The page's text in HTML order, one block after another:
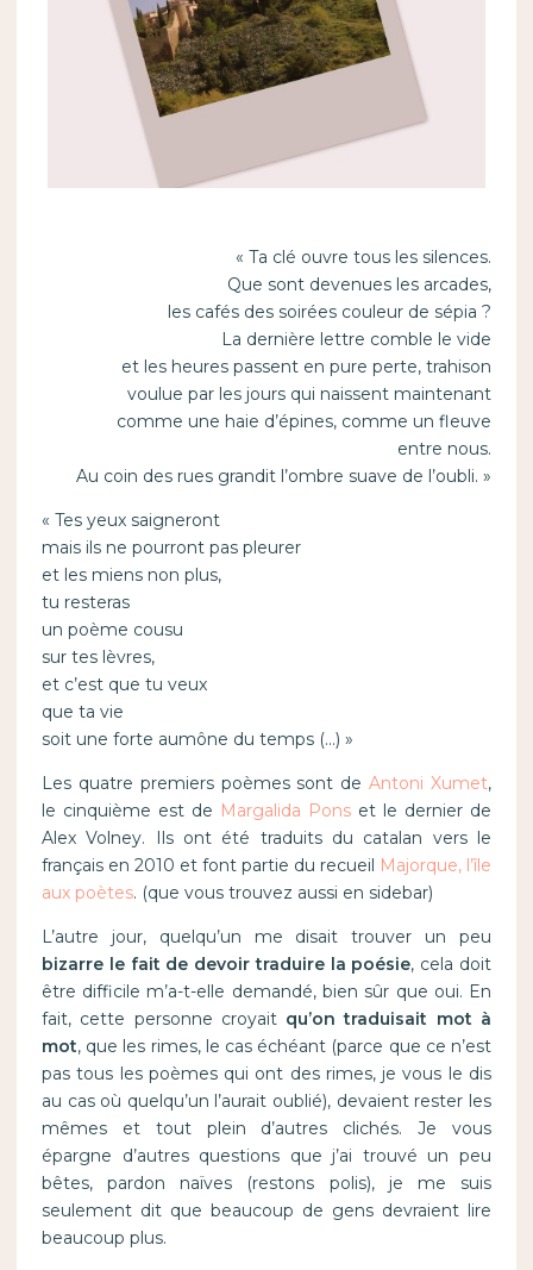
« Ta clé ouvre tous les silences.
Que sont devenues les arcades,
les cafés des soirées couleur de sépia ?
La dernière lettre comble le vide
et les heures passent en pure perte, trahison
voulue par les jours qui naissent maintenant
comme une haie d’épines, comme un fleuve
entre nous.
Au coin des rues grandit l’ombre suave de l’oubli. »
« Tes yeux saigneront
mais ils ne pourront pas pleurer
et les miens non plus,
tu resteras
un poème cousu
sur tes lèvres,
et c’est que tu veux
que ta vie
soit une forte aumône du temps (…) »
Les quatre premiers poèmes sont deAntoni Xumet,
le cinquième est de Margalida Pons et le dernier de
Alex Volney. Ils ont été traduits du catalan vers le
français en 2010 et font partie du recueil Majorque, l’île
aux poètes. (que vous trouvez aussi en sidebar)
L’autre jour, quelqu’un me disait trouver un peu
bizarre le fait de devoir traduire la poésie, cela doit
être difficile m’a-t-elle demandé, bien sûr que oui. En
fait, cette personne croyait qu’on traduisait mot à
mot, que les rimes, le cas échéant (parce que ce n’est
pas tous les poèmes qui ont des rimes, je vous le dis
au cas où quelqu’un l’aurait oublié), devaient rester les
mêmes et tout plein d’autres clichés. Je vous
épargne d’autres questions que j’ai trouvé un peu
bêtes, pardon naïves (restons polis), je me suis
seulement dit que beaucoup de gens devraient lire
beaucoup plus.